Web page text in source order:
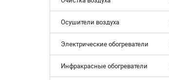
Осушители воздуха
Электрические обогреватели
Инфракрасные обогреватели